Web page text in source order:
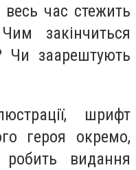
час стежить
закінчиться
Чи заарештують
шрифт
героя окремо,
видання